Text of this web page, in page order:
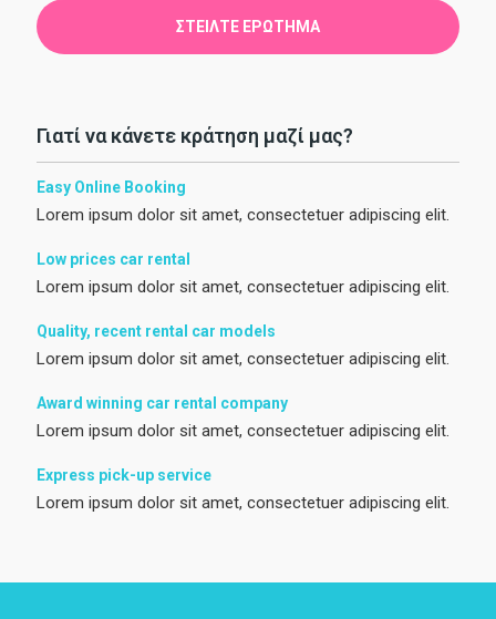
ΣΤΕΊΛΤΕ ΕΡΏΤΗΜΑ
Γιατί να κάνετε κράτηση μαζί μας?
Easy Online Booking
Lorem ipsum dolor sit amet, consectetuer adipiscing elit.
Low prices car rental
Lorem ipsum dolor sit amet, consectetuer adipiscing elit.
Quality, recent rental car models
Lorem ipsum dolor sit amet, consectetuer adipiscing elit.
Award winning car rental company
Lorem ipsum dolor sit amet, consectetuer adipiscing elit.
Express pick-up service
Lorem ipsum dolor sit amet, consectetuer adipiscing elit.